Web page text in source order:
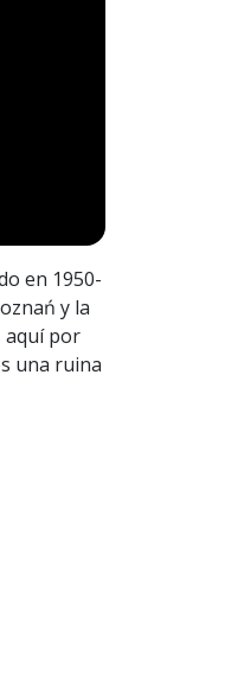
en 1950-
y la
aquí por
una ruina